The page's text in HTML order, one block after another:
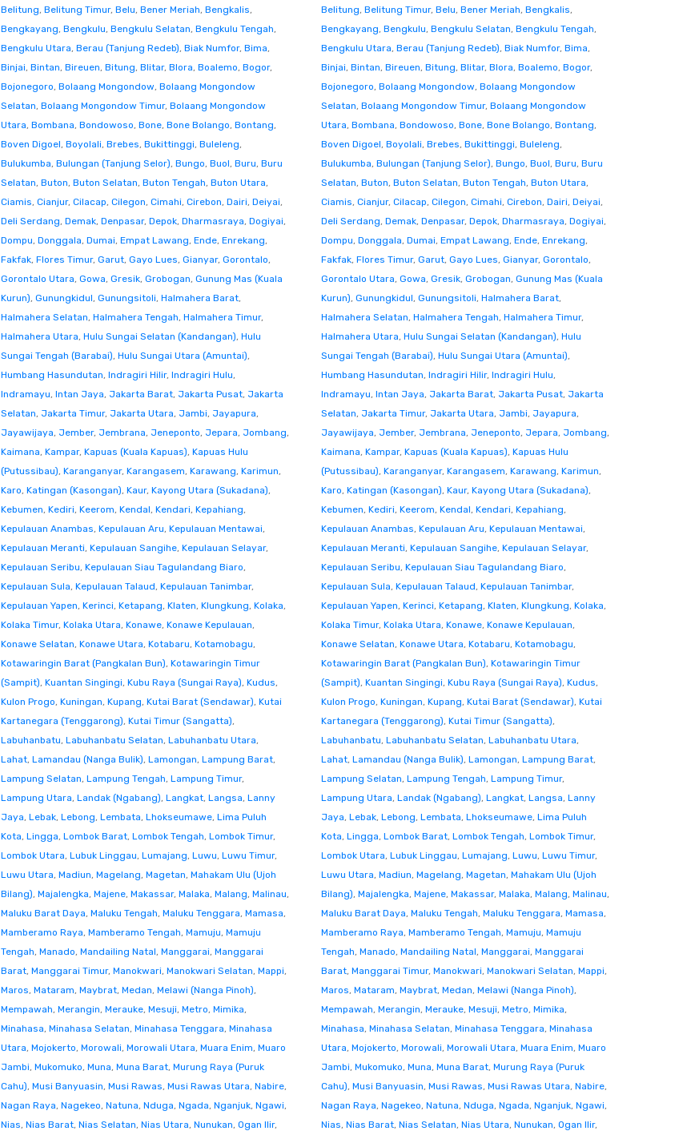
Belitung, Belitung Timur, Belu, Bener Meriah, Bengkalis,
Bengkayang, Bengkulu, Bengkulu Selatan, Bengkulu Tengah,
Bengkulu Utara, Berau (Tanjung Redeb), Biak Numfor, Bima,
Binjai, Bintan, Bireuen, Bitung, Blitar, Blora, Boalemo, Bogor,
Bojonegoro, Bolaang Mongondow, Bolaang Mongondow
Selatan, Bolaang Mongondow Timur, Bolaang Mongondow
Utara, Bombana, Bondowoso, Bone, Bone Bolango, Bontang,
Boven Digoel, Boyolali, Brebes, Bukittinggi, Buleleng,
Bulukumba, Bulungan (Tanjung Selor), Bungo, Buol, Buru, Buru
Selatan, Buton, Buton Selatan, Buton Tengah, Buton Utara,
Ciamis, Cianjur, Cilacap, Cilegon, Cimahi, Cirebon, Dairi, Deiyai,
Deli Serdang, Demak, Denpasar, Depok, Dharmasraya, Dogiyai,
Dompu, Donggala, Dumai, Empat Lawang, Ende, Enrekang,
Fakfak, Flores Timur, Garut, Gayo Lues, Gianyar, Gorontalo,
Gorontalo Utara, Gowa, Gresik, Grobogan, Gunung Mas (Kuala
Kurun), Gunungkidul, Gunungsitoli, Halmahera Barat,
Halmahera Selatan, Halmahera Tengah, Halmahera Timur,
Halmahera Utara, Hulu Sungai Selatan (Kandangan), Hulu
Sungai Tengah (Barabai), Hulu Sungai Utara (Amuntai),
Humbang Hasundutan, Indragiri Hilir, Indragiri Hulu,
Indramayu, Intan Jaya, Jakarta Barat, Jakarta Pusat, Jakarta
Selatan, Jakarta Timur, Jakarta Utara, Jambi, Jayapura,
Jayawijaya, Jember, Jembrana, Jeneponto, Jepara, Jombang,
Kaimana, Kampar, Kapuas (Kuala Kapuas), Kapuas Hulu
(Putussibau), Karanganyar, Karangasem, Karawang, Karimun,
Karo, Katingan (Kasongan), Kaur, Kayong Utara (Sukadana),
Kebumen, Kediri, Keerom, Kendal, Kendari, Kepahiang,
Kepulauan Anambas, Kepulauan Aru, Kepulauan Mentawai,
Kepulauan Meranti, Kepulauan Sangihe, Kepulauan Selayar,
Kepulauan Seribu, Kepulauan Siau Tagulandang Biaro,
Kepulauan Sula, Kepulauan Talaud, Kepulauan Tanimbar,
Kepulauan Yapen, Kerinci, Ketapang, Klaten, Klungkung, Kolaka,
Kolaka Timur, Kolaka Utara, Konawe, Konawe Kepulauan,
Konawe Selatan, Konawe Utara, Kotabaru, Kotamobagu,
Kotawaringin Barat (Pangkalan Bun), Kotawaringin Timur
(Sampit), Kuantan Singingi, Kubu Raya (Sungai Raya), Kudus,
Kulon Progo, Kuningan, Kupang, Kutai Barat (Sendawar), Kutai
Kartanegara (Tenggarong), Kutai Timur (Sangatta),
Labuhanbatu, Labuhanbatu Selatan, Labuhanbatu Utara,
Lahat, Lamandau (Nanga Bulik), Lamongan, Lampung Barat,
Lampung Selatan, Lampung Tengah, Lampung Timur,
Lampung Utara, Landak (Ngabang), Langkat, Langsa, Lanny
Jaya, Lebak, Lebong, Lembata, Lhokseumawe, Lima Puluh
Kota, Lingga, Lombok Barat, Lombok Tengah, Lombok Timur,
Lombok Utara, Lubuk Linggau, Lumajang, Luwu, Luwu Timur,
Luwu Utara, Madiun, Magelang, Magetan, Mahakam Ulu (Ujoh
Bilang), Majalengka, Majene, Makassar, Malaka, Malang, Malinau,
Maluku Barat Daya, Maluku Tengah, Maluku Tenggara, Mamasa,
Mamberamo Raya, Mamberamo Tengah, Mamuju, Mamuju
Tengah, Manado, Mandailing Natal, Manggarai, Manggarai
Barat, Manggarai Timur, Manokwari, Manokwari Selatan, Mappi,
Maros, Mataram, Maybrat, Medan, Melawi (Nanga Pinoh),
Mempawah, Merangin, Merauke, Mesuji, Metro, Mimika,
Minahasa, Minahasa Selatan, Minahasa Tenggara, Minahasa
Utara, Mojokerto, Morowali, Morowali Utara, Muara Enim, Muaro
Jambi, Mukomuko, Muna, Muna Barat, Murung Raya (Puruk
Cahu), Musi Banyuasin, Musi Rawas, Musi Rawas Utara, Nabire,
Nagan Raya, Nagekeo, Natuna, Nduga, Ngada, Nganjuk, Ngawi,
Nias, Nias Barat, Nias Selatan, Nias Utara, Nunukan, Ogan Ilir,
Belitung, Belitung Timur, Belu, Bener Meriah, Bengkalis,
Bengkayang, Bengkulu, Bengkulu Selatan, Bengkulu Tengah,
Bengkulu Utara, Berau (Tanjung Redeb), Biak Numfor, Bima,
Binjai, Bintan, Bireuen, Bitung, Blitar, Blora, Boalemo, Bogor,
Bojonegoro, Bolaang Mongondow, Bolaang Mongondow
Selatan, Bolaang Mongondow Timur, Bolaang Mongondow
Utara, Bombana, Bondowoso, Bone, Bone Bolango, Bontang,
Boven Digoel, Boyolali, Brebes, Bukittinggi, Buleleng,
Bulukumba, Bulungan (Tanjung Selor), Bungo, Buol, Buru, Buru
Selatan, Buton, Buton Selatan, Buton Tengah, Buton Utara,
Ciamis, Cianjur, Cilacap, Cilegon, Cimahi, Cirebon, Dairi, Deiyai,
Deli Serdang, Demak, Denpasar, Depok, Dharmasraya, Dogiyai,
Dompu, Donggala, Dumai, Empat Lawang, Ende, Enrekang,
Fakfak, Flores Timur, Garut, Gayo Lues, Gianyar, Gorontalo,
Gorontalo Utara, Gowa, Gresik, Grobogan, Gunung Mas (Kuala
Kurun), Gunungkidul, Gunungsitoli, Halmahera Barat,
Halmahera Selatan, Halmahera Tengah, Halmahera Timur,
Halmahera Utara, Hulu Sungai Selatan (Kandangan), Hulu
Sungai Tengah (Barabai), Hulu Sungai Utara (Amuntai),
Humbang Hasundutan, Indragiri Hilir, Indragiri Hulu,
Indramayu, Intan Jaya, Jakarta Barat, Jakarta Pusat, Jakarta
Selatan, Jakarta Timur, Jakarta Utara, Jambi, Jayapura,
Jayawijaya, Jember, Jembrana, Jeneponto, Jepara, Jombang,
Kaimana, Kampar, Kapuas (Kuala Kapuas), Kapuas Hulu
(Putussibau), Karanganyar, Karangasem, Karawang, Karimun,
Karo, Katingan (Kasongan), Kaur, Kayong Utara (Sukadana),
Kebumen, Kediri, Keerom, Kendal, Kendari, Kepahiang,
Kepulauan Anambas, Kepulauan Aru, Kepulauan Mentawai,
Kepulauan Meranti, Kepulauan Sangihe, Kepulauan Selayar,
Kepulauan Seribu, Kepulauan Siau Tagulandang Biaro,
Kepulauan Sula, Kepulauan Talaud, Kepulauan Tanimbar,
Kepulauan Yapen, Kerinci, Ketapang, Klaten, Klungkung, Kolaka,
Kolaka Timur, Kolaka Utara, Konawe, Konawe Kepulauan,
Konawe Selatan, Konawe Utara, Kotabaru, Kotamobagu,
Kotawaringin Barat (Pangkalan Bun), Kotawaringin Timur
(Sampit), Kuantan Singingi, Kubu Raya (Sungai Raya), Kudus,
Kulon Progo, Kuningan, Kupang, Kutai Barat (Sendawar), Kutai
Kartanegara (Tenggarong), Kutai Timur (Sangatta),
Labuhanbatu, Labuhanbatu Selatan, Labuhanbatu Utara,
Lahat, Lamandau (Nanga Bulik), Lamongan, Lampung Barat,
Lampung Selatan, Lampung Tengah, Lampung Timur,
Lampung Utara, Landak (Ngabang), Langkat, Langsa, Lanny
Jaya, Lebak, Lebong, Lembata, Lhokseumawe, Lima Puluh
Kota, Lingga, Lombok Barat, Lombok Tengah, Lombok Timur,
Lombok Utara, Lubuk Linggau, Lumajang, Luwu, Luwu Timur,
Luwu Utara, Madiun, Magelang, Magetan, Mahakam Ulu (Ujoh
Bilang), Majalengka, Majene, Makassar, Malaka, Malang, Malinau,
Maluku Barat Daya, Maluku Tengah, Maluku Tenggara, Mamasa,
Mamberamo Raya, Mamberamo Tengah, Mamuju, Mamuju
Tengah, Manado, Mandailing Natal, Manggarai, Manggarai
Barat, Manggarai Timur, Manokwari, Manokwari Selatan, Mappi,
Maros, Mataram, Maybrat, Medan, Melawi (Nanga Pinoh),
Mempawah, Merangin, Merauke, Mesuji, Metro, Mimika,
Minahasa, Minahasa Selatan, Minahasa Tenggara, Minahasa
Utara, Mojokerto, Morowali, Morowali Utara, Muara Enim, Muaro
Jambi, Mukomuko, Muna, Muna Barat, Murung Raya (Puruk
Cahu), Musi Banyuasin, Musi Rawas, Musi Rawas Utara, Nabire,
Nagan Raya, Nagekeo, Natuna, Nduga, Ngada, Nganjuk, Ngawi,
Nias, Nias Barat, Nias Selatan, Nias Utara, Nunukan, Ogan Ilir,